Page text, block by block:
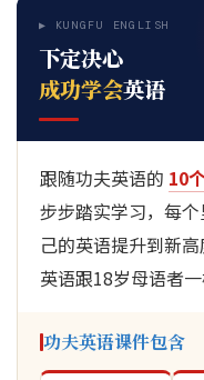
▶ KUNGFU ENGLISH
下定决心
成功学会英语
跟随功夫英语的 10
步步踏实学习，每
己的英语提升到新
英语跟18岁母语者一
功夫英语课件包含